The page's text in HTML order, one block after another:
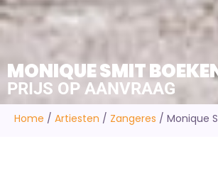
PRIJS OP AANVRAAG
MONIQUE SMIT
Home / Artiesten / Zangeres / Monique